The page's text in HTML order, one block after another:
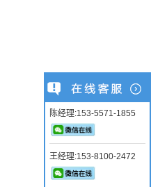
陈经理:153-5571-1855
王经理:153-8100-2472